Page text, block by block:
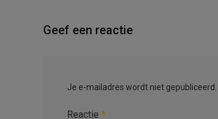
Geef een reactie
Je e-mailadres wordt niet gepubliceerd.
Reactie *